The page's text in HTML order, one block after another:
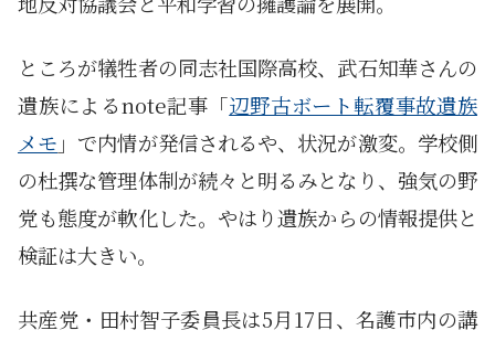
ところが犠牲者の同志社国際高校、武石知華さんの
遺族によるnote記事「辺野古ボート転覆事故遺族
メモ 」で内情が発信されるや、状況が激変。学校側
の杜撰な管理体制が続々と明るみとなり、強気の野
党も態度が軟化した。やはり遺族からの情報提供と
検証は大きい。
共産党・田村智子委員長は5月17日、名護市内の講